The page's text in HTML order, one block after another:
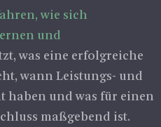
wie sich
und
was eine erfolgreiche
wann Leistungs- und
und was für einen
maßgebend ist.